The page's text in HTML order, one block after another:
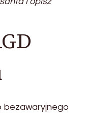
bezawaryjnego